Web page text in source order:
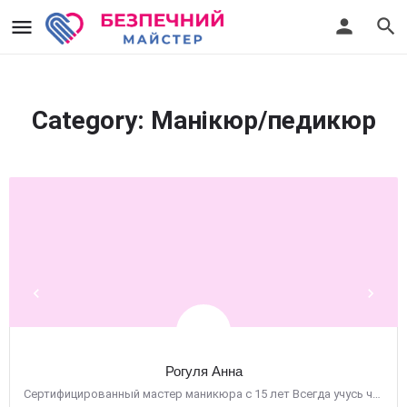
Category: Манікюр/педикюр
Рогуля Анна
Сертифицированный мастер маникюра с 15 лет Всегда учусь чем-то новому Очень люблю свою работу С…